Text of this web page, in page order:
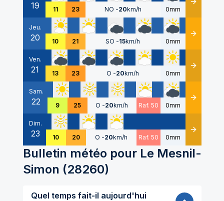
19 11 23 NO -20km/h 0mm Détails
Jeu.
20 10 21 SO -15km/h 0mm Détails
Ven.
21 13 23 O -20km/h 0mm Détails
Sam.
22 9 25 O -20km/h Raf. 50 0mm Détails
Dim.
23 10 20 O -20km/h Raf. 50 0mm Détails
Bulletin météo pour Le Mesnil-
Simon (28260)
Quel temps fait-il aujourd'hui